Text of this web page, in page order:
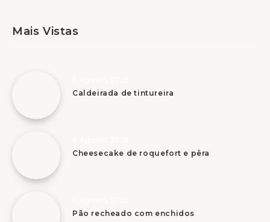
Mais Vistas
Caldeirada de tintureira
Cheesecake de roquefort e pêra
Pão recheado com enchidos